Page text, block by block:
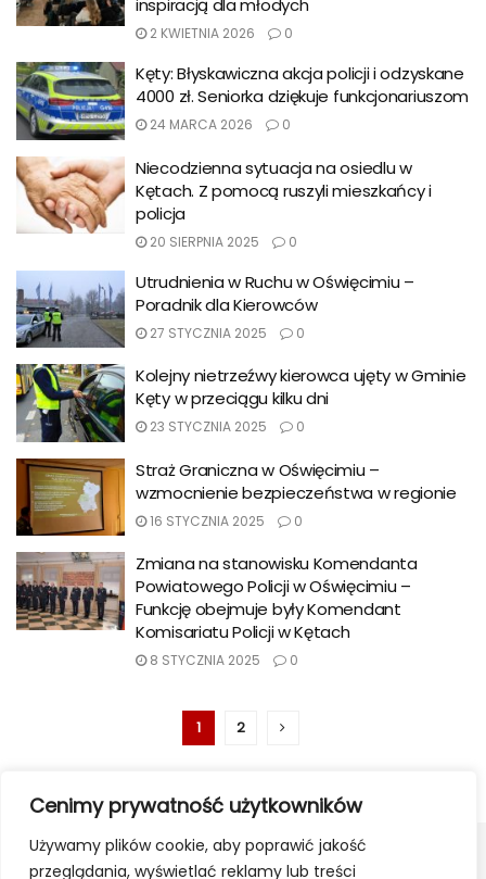
Cenimy prywatność użytkowników
Używamy plików cookie, aby poprawić jakość
przeglądania, wyświetlać reklamy lub treści
inspiracją dla młodych
2 KWIETNIA 2026 0
Kęty: Błyskawiczna akcja policji i odzyskane
4000 zł. Seniorka dziękuje funkcjonariuszom
24 MARCA 2026 0
Niecodzienna sytuacja na osiedlu w
Kętach. Z pomocą ruszyli mieszkańcy i
policja
20 SIERPNIA 2025 0
Utrudnienia w Ruchu w Oświęcimiu –
Poradnik dla Kierowców
27 STYCZNIA 2025 0
Kolejny nietrzeźwy kierowca ujęty w Gminie
Kęty w przeciągu kilku dni
23 STYCZNIA 2025 0
Straż Graniczna w Oświęcimiu –
wzmocnienie bezpieczeństwa w regionie
16 STYCZNIA 2025 0
Zmiana na stanowisku Komendanta
Powiatowego Policji w Oświęcimiu –
Funkcję obejmuje były Komendant
Komisariatu Policji w Kętach
8 STYCZNIA 2025 0
1 2